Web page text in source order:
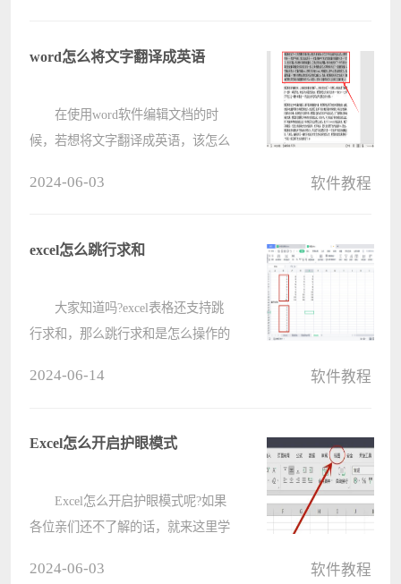
文字检查错别字方法分享给大家。
word怎么将文字翻译成英语
在使用word软件编辑文档的时
候，若想将文字翻译成英语，该怎么
1.首先，打开word界面后，选中
2024-06-03 软件教程
excel怎么跳行求和
大家知道吗?excel表格还支持跳
行求和，那么跳行求和是怎么操作的
1、首先，在excel表格中计算好想
2024-06-14 软件教程
Excel怎么开启护眼模式
Excel怎么开启护眼模式呢?如果
各位亲们还不了解的话，就来这里学
2024-06-03 软件教程